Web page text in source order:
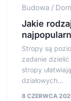
Budowa / Dom
Jakie
Stropy są
zadanie
stropy
działowych...
8 CZERWCA